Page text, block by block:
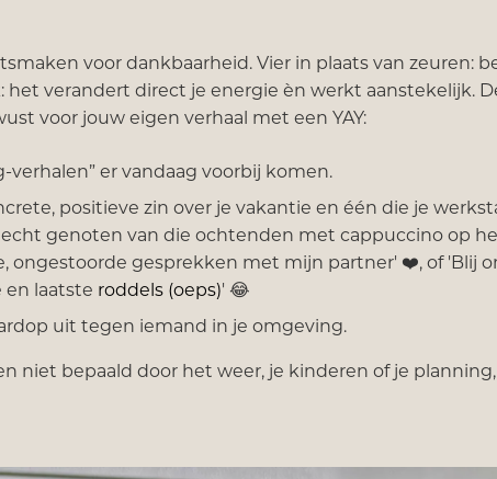
voor dankbaarheid. Vier in plaats van zeuren:
verandert direct je energie èn werkt aanstekelijk.
voor jouw eigen verhaal met een YAY:
verhalen” er vandaag voorbij komen.
positieve zin over je vakantie en één die je
genoten van die ochtenden met cappuccino op
ongestoorde gesprekken met mijn partner' ❤️, of 'Blij
en laatste roddels (oeps)' 😂
uit tegen iemand in je omgeving.
niet bepaald door het weer, je kinderen of je